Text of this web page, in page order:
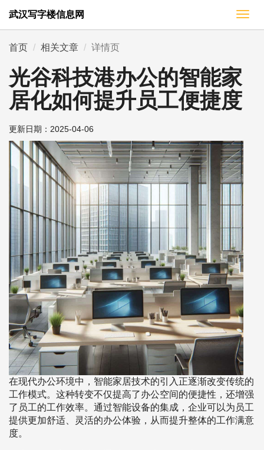
切
换
武汉写字楼信息网
首页 相关文章 详情页
光谷科技港办公的智能家
居化如何提升员工便捷度
更新日期： 2025-04-06
在现代办公环境中，智能家居技术的引入正逐渐改变传统的
工作模式。这种转变不仅提高了办公空间的便捷性，还增强
了员工的工作效率。通过智能设备的集成，企业可以为员工
提供更加舒适、灵活的办公体验，从而提升整体的工作满意
度。